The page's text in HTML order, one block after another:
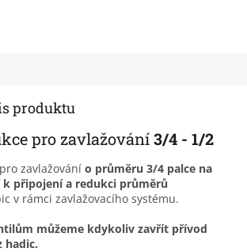
produktu
pro zavlažování3/4 - 1/2
zavlažování o průměru 3/4 palce na
k připojení a redukci průměrů
v rámci zavlažovacího systému.
můžeme kdykoliv zavřít přívod
hadic.